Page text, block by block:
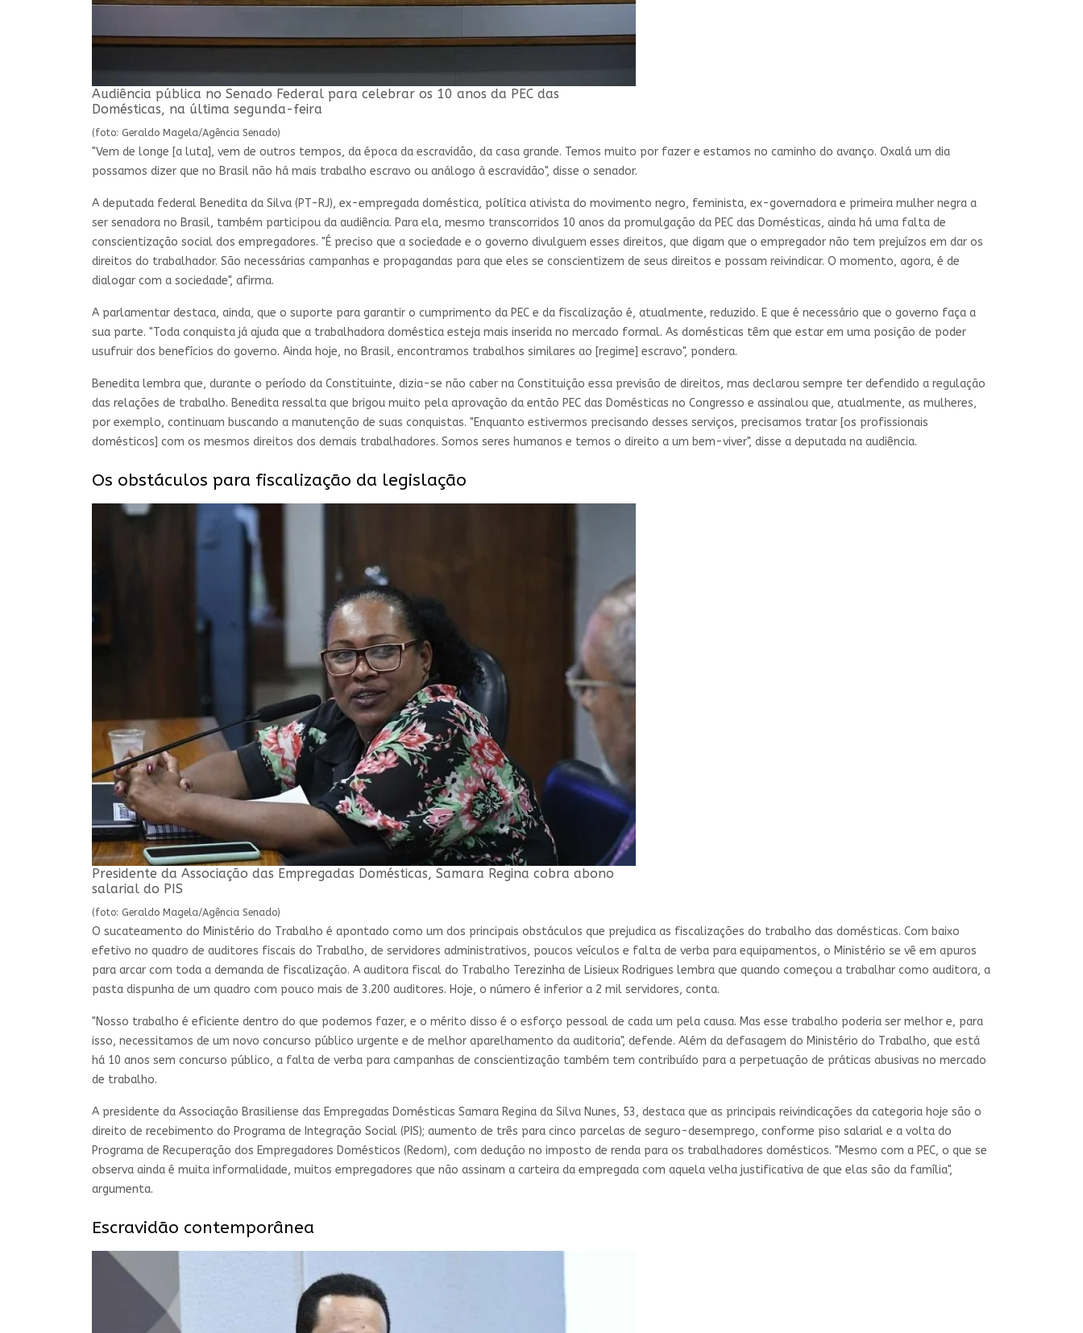
Audiência pública no Senado Federal para celebrar os 10 anos da PEC das
Domésticas, na última segunda-feira
(foto: Geraldo Magela/Agência Senado)
"Vem de longe [a luta], vem de outros tempos, da época da escravidão, da casa grande. Temos muito por fazer e estamos no caminho do avanço. Oxalá um dia
possamos dizer que no Brasil não há mais trabalho escravo ou análogo à escravidão", disse o senador.
A deputada federal Benedita da Silva (PT-RJ), ex-empregada doméstica, política ativista do movimento negro, feminista, ex-governadora e primeira mulher negra a
ser senadora no Brasil, também participou da audiência. Para ela, mesmo transcorridos 10 anos da promulgação da PEC das Domésticas, ainda há uma falta de
conscientização social dos empregadores. "É preciso que a sociedade e o governo divulguem esses direitos, que digam que o empregador não tem prejuízos em dar os
direitos do trabalhador. São necessárias campanhas e propagandas para que eles se conscientizem de seus direitos e possam reivindicar. O momento, agora, é de
dialogar com a sociedade", afirma.
A parlamentar destaca, ainda, que o suporte para garantir o cumprimento da PEC e da fiscalização é, atualmente, reduzido. E que é necessário que o governo faça a
sua parte. "Toda conquista já ajuda que a trabalhadora doméstica esteja mais inserida no mercado formal. As domésticas têm que estar em uma posição de poder
usufruir dos benefícios do governo. Ainda hoje, no Brasil, encontramos trabalhos similares ao [regime] escravo", pondera.
Benedita lembra que, durante o período da Constituinte, dizia-se não caber na Constituição essa previsão de direitos, mas declarou sempre ter defendido a regulação
das relações de trabalho. Benedita ressalta que brigou muito pela aprovação da então PEC das Domésticas no Congresso e assinalou que, atualmente, as mulheres,
por exemplo, continuam buscando a manutenção de suas conquistas. "Enquanto estivermos precisando desses serviços, precisamos tratar [os profissionais
domésticos] com os mesmos direitos dos demais trabalhadores. Somos seres humanos e temos o direito a um bem-viver", disse a deputada na audiência.
Os obstáculos para fiscalização da legislação
Presidente da Associação das Empregadas Domésticas, Samara Regina cobra abono
salarial do PIS
(foto: Geraldo Magela/Agência Senado)
O sucateamento do Ministério do Trabalho é apontado como um dos principais obstáculos que prejudica as fiscalizações do trabalho das domésticas. Com baixo
efetivo no quadro de auditores fiscais do Trabalho, de servidores administrativos, poucos veículos e falta de verba para equipamentos, o Ministério se vê em apuros
para arcar com toda a demanda de fiscalização. A auditora fiscal do Trabalho Terezinha de Lisieux Rodrigues lembra que quando começou a trabalhar como auditora, a
pasta dispunha de um quadro com pouco mais de 3.200 auditores. Hoje, o número é inferior a 2 mil servidores, conta.
"Nosso trabalho é eficiente dentro do que podemos fazer, e o mérito disso é o esforço pessoal de cada um pela causa. Mas esse trabalho poderia ser melhor e, para
isso, necessitamos de um novo concurso público urgente e de melhor aparelhamento da auditoria", defende. Além da defasagem do Ministério do Trabalho, que está
há 10 anos sem concurso público, a falta de verba para campanhas de conscientização também tem contribuído para a perpetuação de práticas abusivas no mercado
de trabalho.
A presidente da Associação Brasiliense das Empregadas Domésticas Samara Regina da Silva Nunes, 53, destaca que as principais reivindicações da categoria hoje são o
direito de recebimento do Programa de Integração Social (PIS); aumento de três para cinco parcelas de seguro-desemprego, conforme piso salarial e a volta do
Programa de Recuperação dos Empregadores Domésticos (Redom), com dedução no imposto de renda para os trabalhadores domésticos. "Mesmo com a PEC, o que se
observa ainda é muita informalidade, muitos empregadores que não assinam a carteira da empregada com aquela velha justificativa de que elas são da família",
argumenta.
Escravidão contemporânea